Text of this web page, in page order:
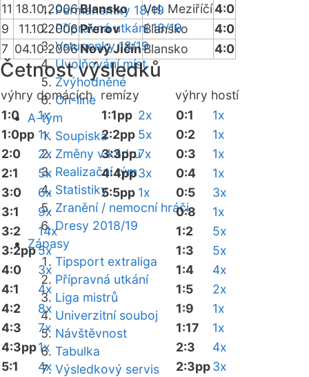
Permanentky 18/19
Přípravná utkání 18/19
Vstupenky 18/19
Uvolňování míst
Zvýhodněné
On-line
A-tým
Soupiska
Změny v kádru
Realizační tým
Statistiky
Zranění / nemocní hráči
Dresy 2018/19
Zápasy
Tipsport extraliga
Přípravná utkání
Liga mistrů
Univerzitní souboj
Návštěvnost
Tabulka
Výsledkový servis
11 18.10.2006Blansko Vel. Meziříčí4:0
9
11.10.2006Přerov Blansko
4:0
7 04.10.2006Nový JičínBlansko 4:0
Četnost výsledků
výhry domácích remízy výhry hostí
1:0
1x
1:0pp 1x
2:0
2x
2:1
5x
3:0
6x
3:1
9x
3:2
14x
3:2pp5x
4:0
3x
4:1
4x
4:2
8x
4:3
7x
4:3pp1x
5:1
4x
1:1pp 2x
2:2pp 5x
3:3pp7x
4:4pp3x
5:5pp 1x
0:1
1x
0:2
1x
0:3
1x
0:4
1x
0:5
3x
0:8
1x
1:2
5x
1:3
5x
1:4
4x
1:5
2x
1:9
1x
1:17
1x
2:3
4x
2:3pp3x